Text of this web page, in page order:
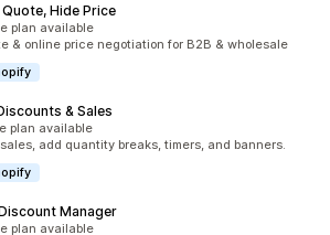
Hide Price
plan available
& online price negotiation for B2B & wholesale
& Sales
plan available
add quantity breaks, timers, and banners.
Manager
plan available